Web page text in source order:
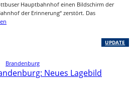
UPDATE
Hauptbahnhof einen Bildschirm der
der Erinnerung“ zerstört. Das
Brandenburg